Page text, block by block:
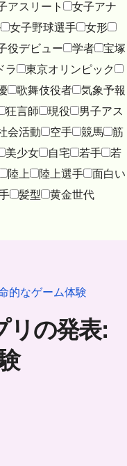
アスリート
女子アナ
女子野球選手
女形
役デビュー 学者
宝塚
ラ
東京オリンピック
歌舞伎役者
気象予報
狂言師 現役
男子アス
会活動 空手 競馬
筋
美少女 自宅 若手
若
陸上 陸上選手
面白い
髪型 黄金世代
的なゲーム体験
リの発表: